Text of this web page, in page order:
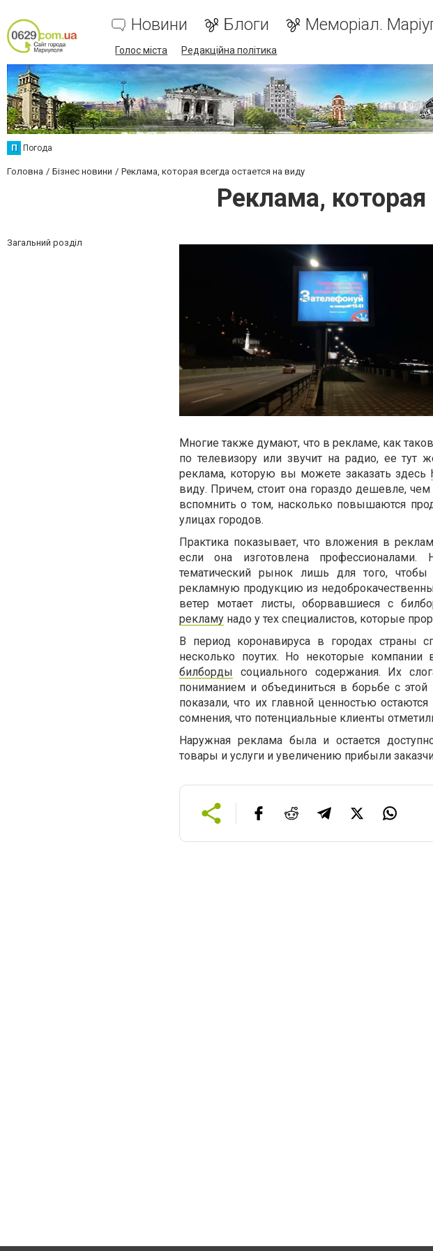
Новини Блоги Меморіал.
Голос міста Редакційна політика
П Погода
Головна Бізнес новини Реклама, которая всегда остается на виду
Реклама, которая
Загальний розділ
Многие также думают, что в рекламе, как
по телевизору или звучит на радио, ее тут
реклама, которую вы можете заказать здесь
виду. Причем, стоит она гораздо дешевле,
вспомнить о том, насколько повышаются
улицах городов.
Практика показывает, что вложения в
если она изготовлена
тематический рынок лишь для того, чтобы
рекламную продукцию из
ветер мотает листы, оборвавшиеся с
рекламу надо у тех специалистов, которые
В период коронавируса в городах страны
несколько поутих. Но некоторые компании
билборды социального содержания. Их
пониманием и объединиться в борьбе с
показали, что их главной ценностью
сомнения, что потенциальные клиенты
Наружная реклама была и остается
товары и услуги и увеличению прибыли